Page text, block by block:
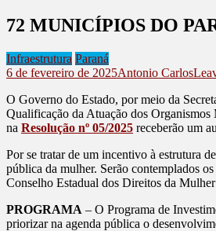
72 MUNICÍPIOS DO
Infraestrutura Paraná
6 de fevereiro de 2025Antonio Carlos
O Governo do Estado, por meio da
Qualificação da Atuação dos
na Resolução nº 05/2025 receberão um
Por se tratar de um incentivo à estrutura
pública da mulher. Serão contemplados
Conselho Estadual dos Direitos da
PROGRAMA – O Programa de
priorizar na agenda pública o